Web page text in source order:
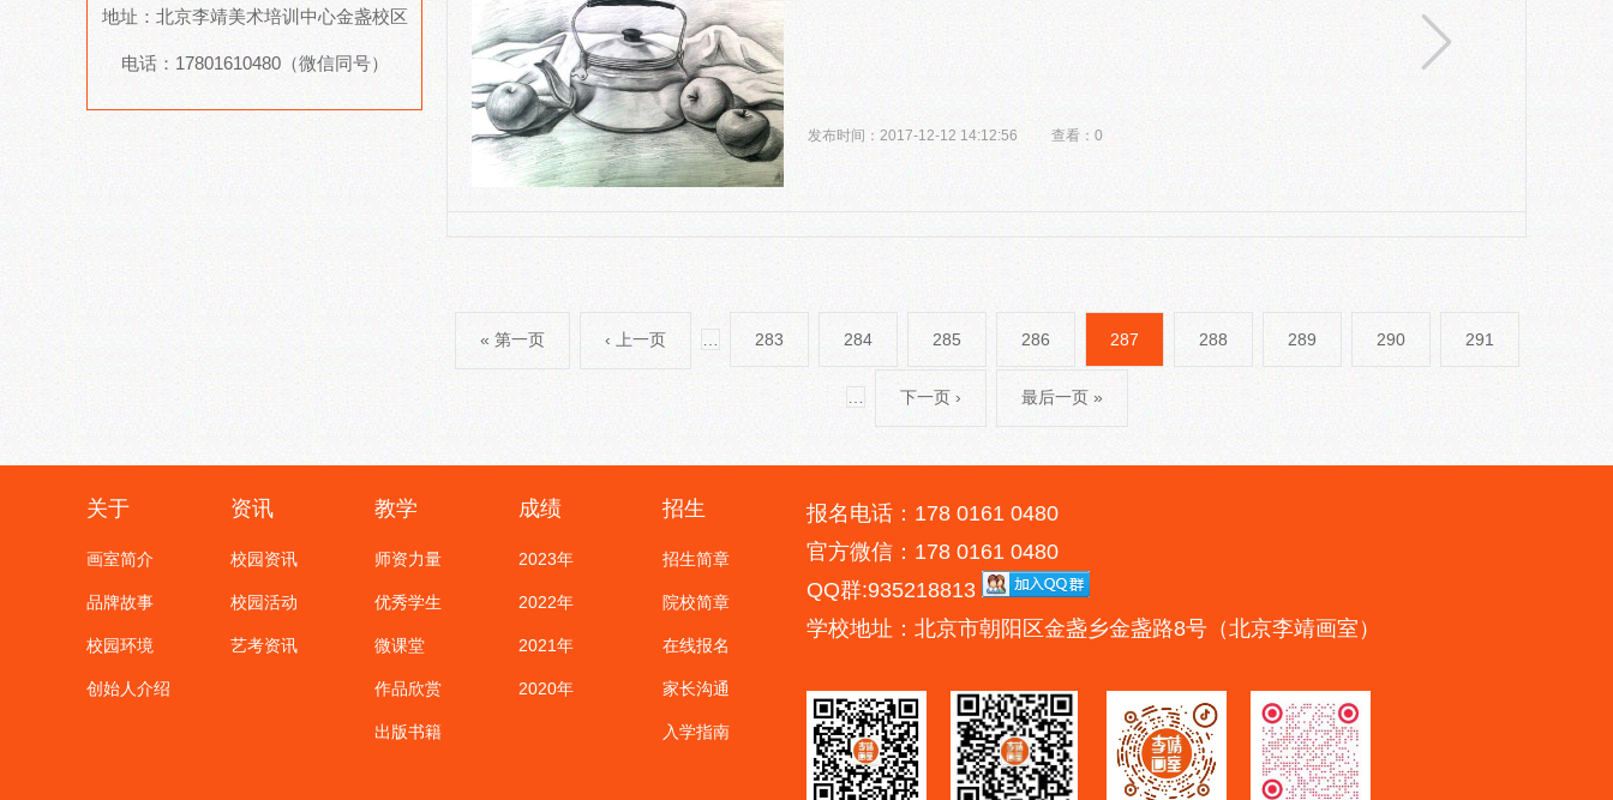
地址：北京李靖美术培训中心金盏校区
电话：17801610480（微信同号）
发布时间：2017-12-12 14:12:56 查看：0
« 第一页 ‹ 上一页 283 284 285 286 287 288 289 290 291
下一页 › 最后一页 »
关于
画室简介
品牌故事
校园环境
创始人介绍
资讯
校园资讯
校园活动
艺考资讯
教学
师资力量
优秀学生
微课堂
作品欣赏
出版书籍
成绩
2023年
2022年
2021年
2020年
招生
招生简章
院校简章
在线报名
家长沟通
入学指南
报名电话：178 0161 0480
官方微信：178 0161 0480
QQ群:935218813
学校地址：北京市朝阳区金盏乡金盏路8号（北京李靖画室）